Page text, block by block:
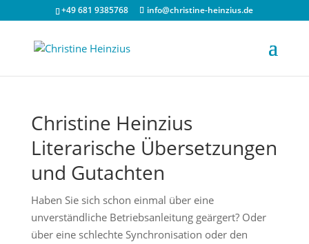
+49 681 9385768 info@christine-heinzius.de
Christine Heinzius
Literarische Übersetzungen
und Gutachten
Haben Sie sich schon einmal über eine
unverständliche Betriebsanleitung geärgert? Oder
über eine schlechte Synchronisation oder den